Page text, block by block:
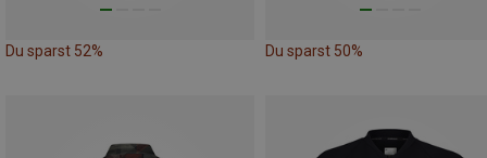
Du sparst 52% Du sparst 50%